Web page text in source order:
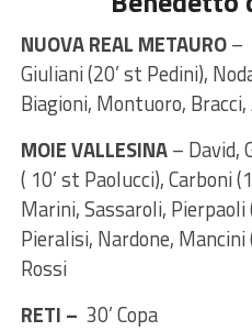
NUOVA REAL METAURO–
Giuliani (20’ st Pedini),
Biagioni, Montuoro,
MOIE VALLESINA– David,
( 10’ st Paolucci), Carboni
Marini, Sassaroli,
Pieralisi, Nardone,
Rossi
RETI – 30’ Copa